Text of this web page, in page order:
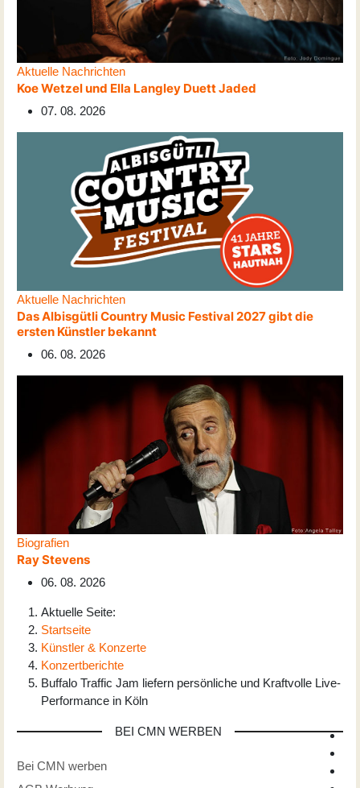
Aktuelle Nachrichten
Koe Wetzel und Ella Langley Duett Jaded
07. 08. 2026
Aktuelle Nachrichten
Das Albisgütli Country Music Festival 2027 gibt die
ersten Künstler bekannt
06. 08. 2026
Biografien
Ray Stevens
06. 08. 2026
Aktuelle Seite:
Startseite
Künstler & Konzerte
Konzertberichte
Buffalo Traffic Jam liefern persönliche und Kraftvolle Live-
Performance in Köln
BEI CMN WERBEN
Bei CMN werben